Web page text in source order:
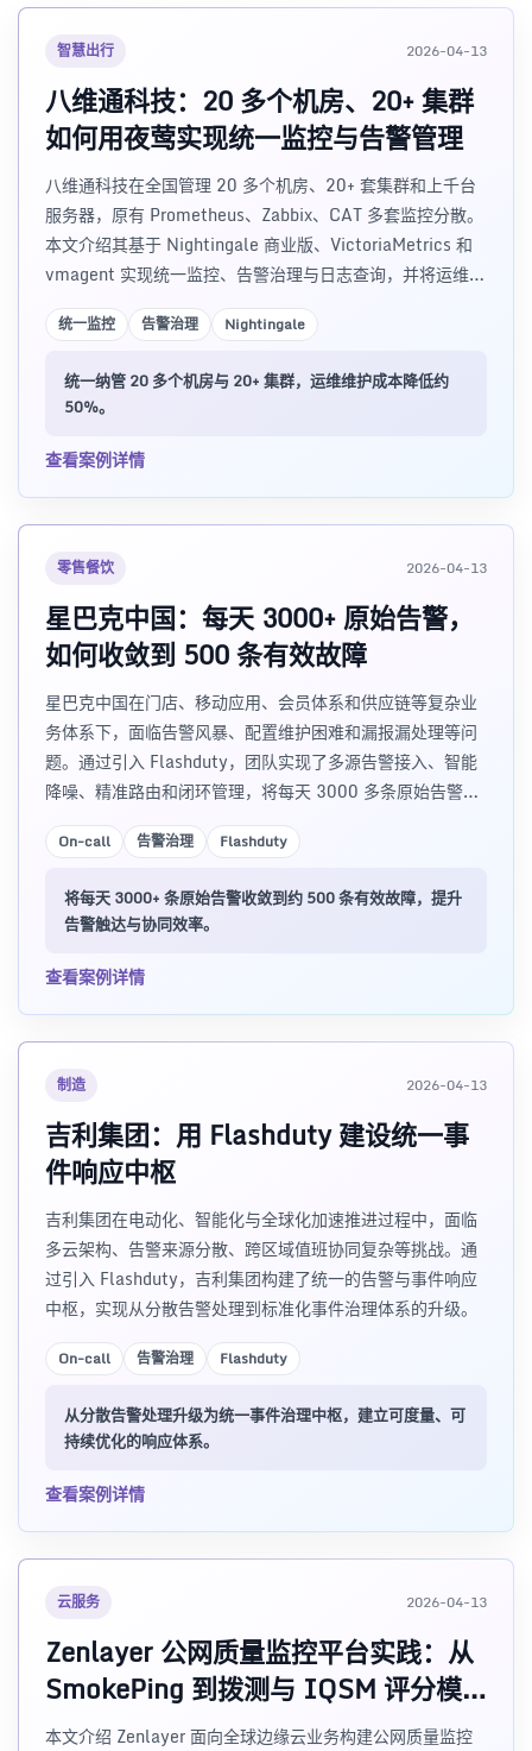
智慧出行 2026-04-13
八维通科技：20 多个机房、20+ 集群
如何用夜莺实现统一监控与告警管理
八维通科技在全国管理 20 多个机房、20+ 套集群和上千台
服务器，原有 Prometheus、Zabbix、CAT 多套监控分散。
本文介绍其基于 Nightingale 商业版、VictoriaMetrics 和
vmagent 实现统一监控、告警治理与日志查询，并将运维维
护成本降低约 50% 的落地实践。
统一监控 告警治理 Nightingale
统一纳管 20 多个机房与 20+ 集群，运维维护成本降低约
50%。
查看案例详情
零售餐饮 2026-04-13
星巴克中国：每天 3000+ 原始告警，
如何收敛到 500 条有效故障
星巴克中国在门店、移动应用、会员体系和供应链等复杂业
务体系下，面临告警风暴、配置维护困难和漏报漏处理等问
题。通过引入 Flashduty，团队实现了多源告警接入、智能
降噪、精准路由和闭环管理，将每天 3000 多条原始告警收
敛到约 500 条有效故障。
On-call 告警治理 Flashduty
将每天 3000+ 条原始告警收敛到约 500 条有效故障，提升
告警触达与协同效率。
查看案例详情
制造 2026-04-13
吉利集团：用 Flashduty 建设统一事
件响应中枢
吉利集团在电动化、智能化与全球化加速推进过程中，面临
多云架构、告警来源分散、跨区域值班协同复杂等挑战。通
过引入 Flashduty，吉利集团构建了统一的告警与事件响应
中枢，实现从分散告警处理到标准化事件治理体系的升级。
On-call 告警治理 Flashduty
从分散告警处理升级为统一事件治理中枢，建立可度量、可
持续优化的响应体系。
查看案例详情
云服务 2026-04-13
Zenlayer 公网质量监控平台实践：从
SmokePing 到拨测与 IQSM 评分模
型
本文介绍 Zenlayer 面向全球边缘云业务构建公网质量监控